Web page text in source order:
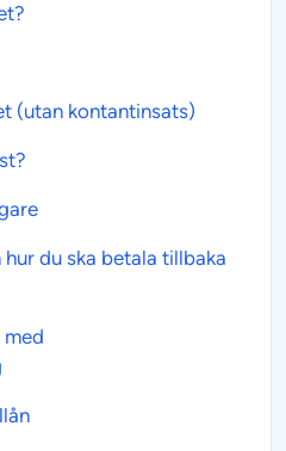
?
(utan kontantinsats)
du ska betala tillbaka